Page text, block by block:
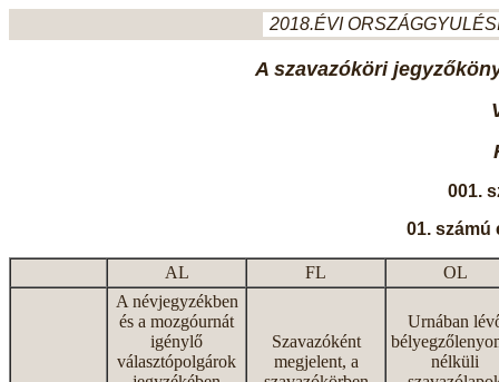
2018.ÉVI
A szavazóköri
001.
01. számú
AL FL
OL
A névjegyzékben
és a mozgóurnát
igénylő
választópolgárok
Szavazóként
megjelent, a
Urnában
nélküli